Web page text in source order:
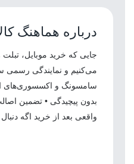
درباره هماهنگ
می‌کنیم و نمایندگی رسمی
واقعی بعد از خرید اگه